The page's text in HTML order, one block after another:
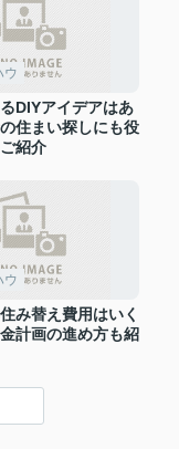
ウ
DIYアイデアはあ
住まい探しにも役
紹介
ウ
み替え費用はいく
計画の進め方も紹